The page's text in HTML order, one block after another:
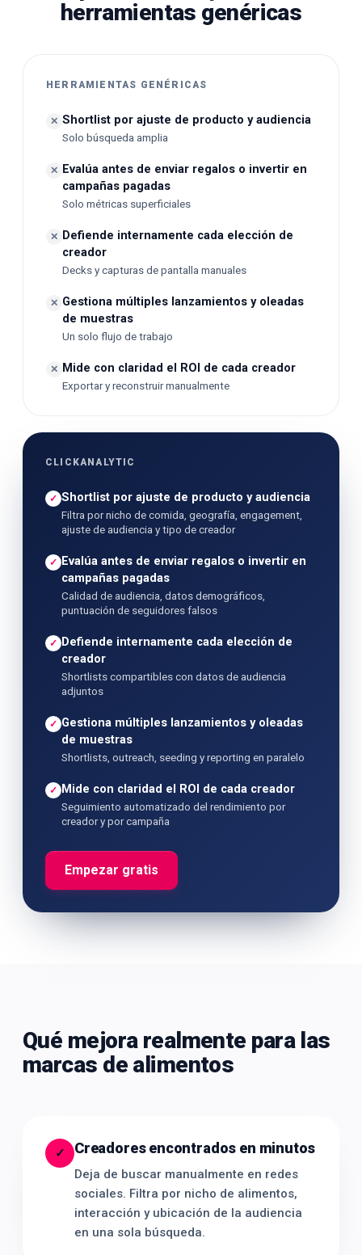
herramientas genéricas
HERRAMIENTAS GENÉRICAS
✕ Shortlist por ajuste de producto y audiencia
Solo búsqueda amplia
✕
Evalúa antes de enviar regalos o invertir en
campañas pagadas
Solo métricas superficiales
✕
Defiende internamente cada elección de
creador
Decks y capturas de pantalla manuales
✕ Gestiona múltiples lanzamientos y oleadas
de muestras
Un solo flujo de trabajo
✕ Mide con claridad el ROI de cada creador
Exportar y reconstruir manualmente
CLICKANALYTIC
✓ Shortlist por ajuste de producto y audiencia
Filtra por nicho de comida, geografía, engagement,
ajuste de audiencia y tipo de creador
✓
Evalúa antes de enviar regalos o invertir en
campañas pagadas
Calidad de audiencia, datos demográficos,
puntuación de seguidores falsos
✓
Defiende internamente cada elección de
creador
Shortlists compartibles con datos de audiencia
adjuntos
✓ Gestiona múltiples lanzamientos y oleadas
de muestras
Shortlists, outreach, seeding y reporting en paralelo
✓ Mide con claridad el ROI de cada creador
Seguimiento automatizado del rendimiento por
creador y por campaña
Empezar gratis
Qué mejora realmente para las
marcas de alimentos
✓ Creadores encontrados en minutos
Deja de buscar manualmente en redes
sociales. Filtra por nicho de alimentos,
interacción y ubicación de la audiencia
en una sola búsqueda.